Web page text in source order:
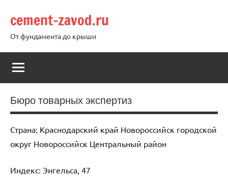
содержимому
cement-zavod.ru
От фундамента до крыши
Бюро товарных экспертиз
Страна: Краснодарский край Новороссийск городской
округ Новороссийск Центральный район
Индекс: Энгельса, 47